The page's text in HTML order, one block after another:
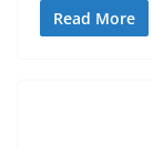
Read More